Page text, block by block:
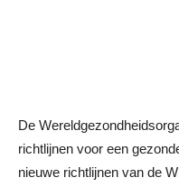
De
richtlijnen voor een
nieuwe richtlijnen van de